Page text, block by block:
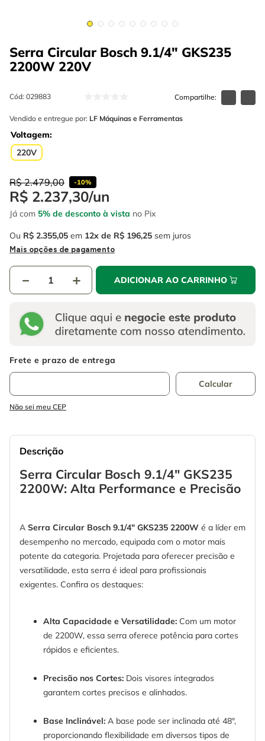
Serra Circular Bosch 9.1/4" GKS235
2200W 220V
Cód: 029883
Vendido e entregue por: LF Máquinas e Ferramentas
Voltagem
220V
R$ 2.479,00 -10%
R$ 2.237,30/un
Já com 5% de desconto à vista no Pix
Ou R$ 2.355,05 em 12 R$ 196,25 sem juros
Mais opções de pagamento
＋
－ ADICIONAR AO CARRINHO
Não sei meu CEP
Descrição
Serra Circular Bosch 9.1/4" GKS235
2200W: Alta Performance e Precisão
A Serra Circular Bosch 9.1/4" GKS235 2200W é a líder em
desempenho no mercado, equipada com o motor mais
potente da categoria. Projetada para oferecer precisão e
versatilidade, esta serra é ideal para profissionais
exigentes. Confira os destaques:
Alta Capacidade e Versatilidade: Com um motor
de 2200W, essa serra oferece potência para cortes
rápidos e eficientes.
Precisão nos Cortes: Dois visores integrados
garantem cortes precisos e alinhados.
Base Inclinável: A base pode ser inclinada até 48°,
proporcionando flexibilidade em diversos tipos de
8º disco corte
10º
º fio
º serra copo
º disco corte
º martelete
chave impacto